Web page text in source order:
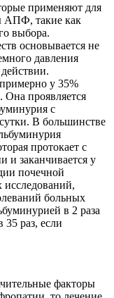
применяют для
АПФ, такие как
выбора.
основывается не
давления
у 35%
проявляется
с
В большинстве
протокает с
и заканчивается у
почечной
больных
в 2 раза
35 раз, если
факторы